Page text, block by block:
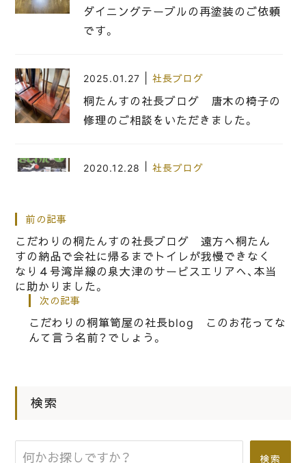
ダイニングテーブルの再塗装のご依頼
です。
2025.01.27 社長ブログ
桐たんすの社長ブログ 唐木の椅子の
修理のご相談をいただきました。
2020.12.28 社長ブログ
2023.07.21|社長ブログ
ません。
前の記事
こだわりの桐たんすの社長ブログ 遠方へ桐たん
すの納品で会社に帰るまでトイレが我慢できなく
なり４号湾岸線の泉大津のサービスエリアへ、本当
に助かりました。
次の記事
こだわりの桐箪笥屋の社長blog このお花ってな
んて言う名前？でしょう。
検索
検索